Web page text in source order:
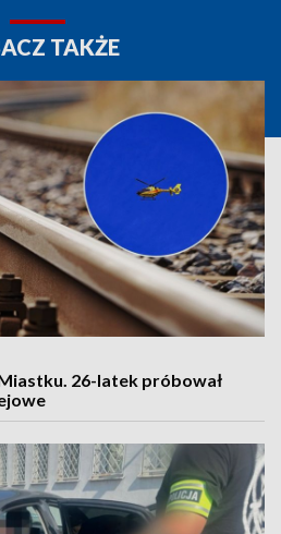
TAKŻE
26-latek próbował